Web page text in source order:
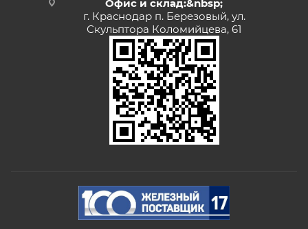
Офис и склад:&nbsp;
г. Краснодар п. Березовый, ул.
Скульптора Коломийцева, 61